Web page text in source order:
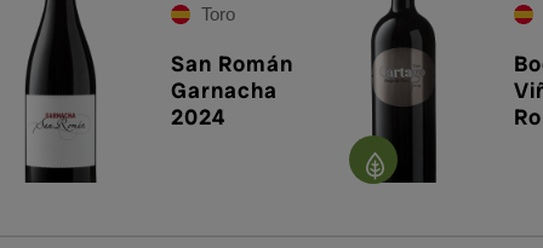
Toro
San Román
Garnacha
2024